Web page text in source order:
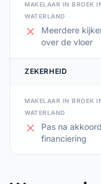
MAKELAAR IN BROEK
WATERLAND
Meerdere
over de vloer
ZEKERHEID
MAKELAAR IN BROEK
WATERLAND
Pas na
financiering